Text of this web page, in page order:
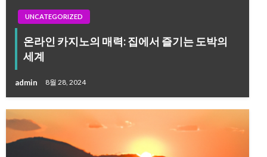
UNCATEGORIZED
온라인 카지노의 매력: 집에서 즐기는 도박의
세계
admin 8월 28, 2024